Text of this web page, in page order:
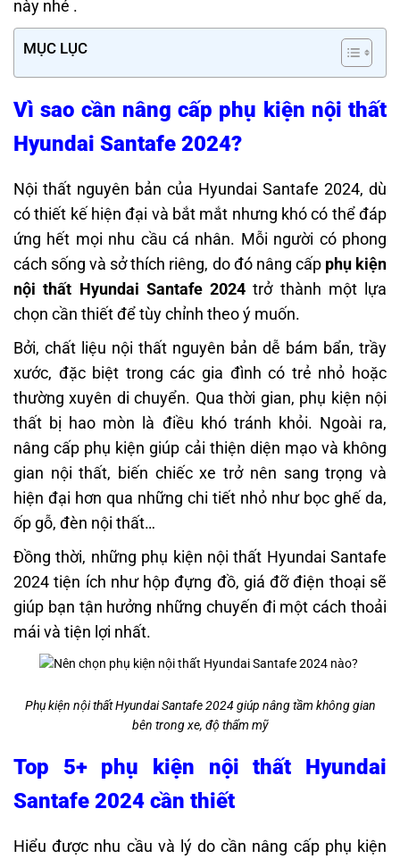
này nhé .
MỤC LỤC
Vì sao cần nâng cấp phụ kiện nội thất
Hyundai Santafe 2024?
Nội thất nguyên bản của Hyundai Santafe 2024, dù
có thiết kế hiện đại và bắt mắt nhưng khó có thể đáp
ứng hết mọi nhu cầu cá nhân. Mỗi người có phong
cách sống và sở thích riêng, do đó nâng cấp phụ kiện
nội thất Hyundai Santafe 2024 trở thành một lựa
chọn cần thiết để tùy chỉnh theo ý muốn.
Bởi, chất liệu nội thất nguyên bản dễ bám bẩn, trầy
xước, đặc biệt trong các gia đình có trẻ nhỏ hoặc
thường xuyên di chuyển. Qua thời gian, phụ kiện nội
thất bị hao mòn là điều khó tránh khỏi. Ngoài ra,
nâng cấp phụ kiện giúp cải thiện diện mạo và không
gian nội thất, biến chiếc xe trở nên sang trọng và
hiện đại hơn qua những chi tiết nhỏ như bọc ghế da,
ốp gỗ, đèn nội thất…
Đồng thời, những phụ kiện nội thất Hyundai Santafe
2024 tiện ích như hộp đựng đồ, giá đỡ điện thoại sẽ
giúp bạn tận hưởng những chuyến đi một cách thoải
mái và tiện lợi nhất.
Phụ kiện nội thất Hyundai Santafe 2024 giúp nâng tầm không gian
bên trong xe, độ thẩm mỹ
Top 5+ phụ kiện nội thất Hyundai
Santafe 2024 cần thiết
Hiểu được nhu cầu và lý do cần nâng cấp phụ kiện